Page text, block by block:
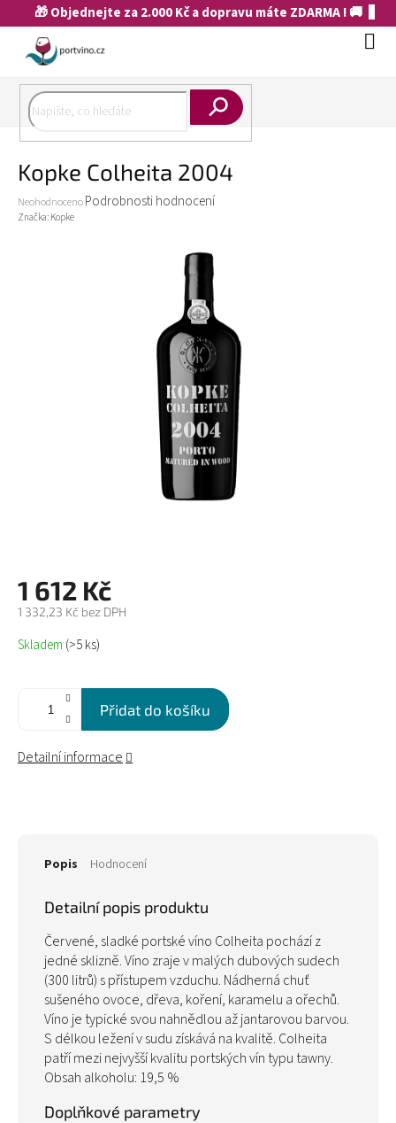
na
🎁 Objednejte za 2.000 Kč a dopravu máte ZDARMA ! 🚚
Kopke Colheita 2004
Průměrné
hodnocení
NeohodnocenoPodrobnosti hodnocení
Značka: Kopke
1 612 Kč
1 332,23 Kč bez DPH
Měrná
cena:
Skladem (>5 ks)
Přidat do košíku
Detailní informace
Popis Hodnocení
Detailní popis produktu
Červené, sladké portské víno Colheita pochází z
jedné sklizně. Víno zraje v malých dubových sudech
(300 litrů) s přístupem vzduchu. Nádherná chuť
sušeného ovoce, dřeva, koření, karamelu a ořechů.
Víno je typické svou nahnědlou až jantarovou barvou.
S délkou ležení v sudu získává na kvalitě. Colheita
patří mezi nejvyšší kvalitu portských vín typu tawny.
Obsah alkoholu: 19,5 %
Doplňkové parametry